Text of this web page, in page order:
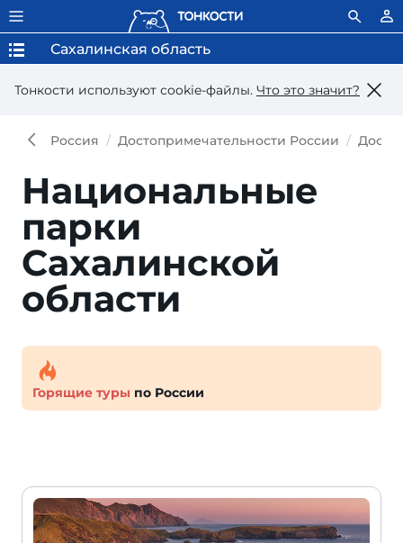
Тонкости используют сookie-файлы. Что это значит?
Сахалинская область
Россия Достопримечательности России
Национальные
парки
Сахалинской
области
Горящие туры по России